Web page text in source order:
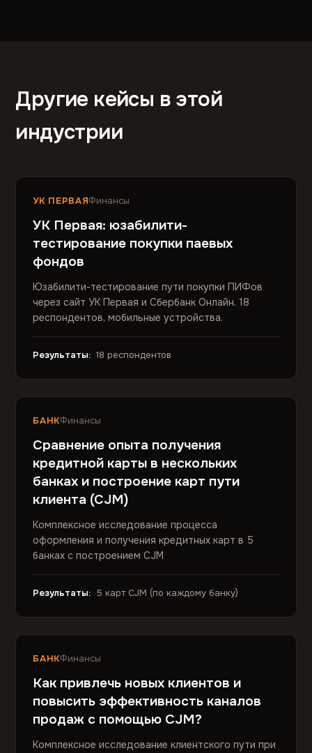
Другие кейсы в этой
индустрии
УК ПЕРВАЯФинансы
УК Первая: юзабилити-
тестирование покупки паевых
фондов
Юзабилити-тестирование пути покупки ПИФов
через сайт УК Первая и Сбербанк Онлайн. 18
респондентов, мобильные устройства.
Результаты: 18 респондентов
БАНКФинансы
Сравнение опыта получения
кредитной карты в нескольких
банках и построение карт пути
клиента (CJM)
Комплексное исследование процесса
оформления и получения кредитных карт в 5
банках с построением CJM
Результаты: 5 карт CJM (по каждому банку)
БАНКФинансы
Как привлечь новых клиентов и
повысить эффективность каналов
продаж с помощью CJM?
Комплексное исследование клиентского пути при